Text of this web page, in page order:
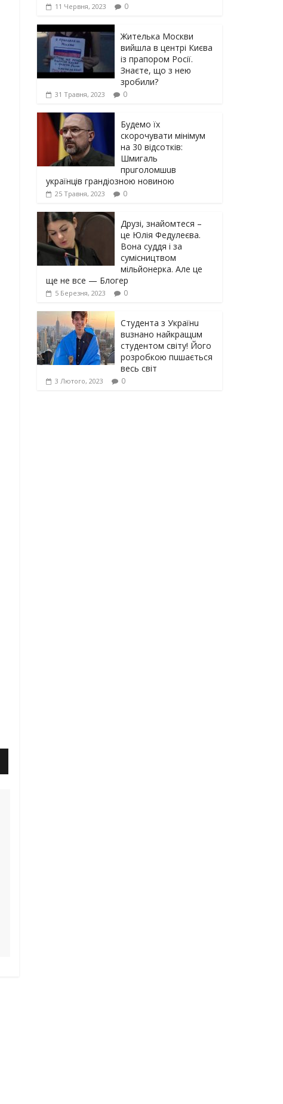
11 Червня, 2023 0
Жителька Москви
вийшла в центрі Києва
із прапором Росії.
Знаєте, що з нею
зробили?
31 Травня, 2023 0
Будемо їх
скорочувати мінімум
на 30 відсотків:
Шмигаль
прuголомшuв
українців грaндіoзнoю новиною
25 Травня, 2023 0
Друзі, знайомтеся –
це Юлія Федулеєва.
Вона суддя і за
сумісництвом
мільйонерка. Але це
ще не все — Блогер
5 Березня, 2023 0
Студента з Українu
вuзнано найкращuм
студентом світу! Його
розробкою пuшається
весь світ
3 Лютого, 2023 0